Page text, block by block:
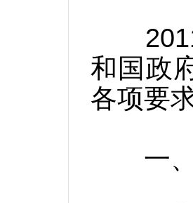
2011
和国政
各项要
一、